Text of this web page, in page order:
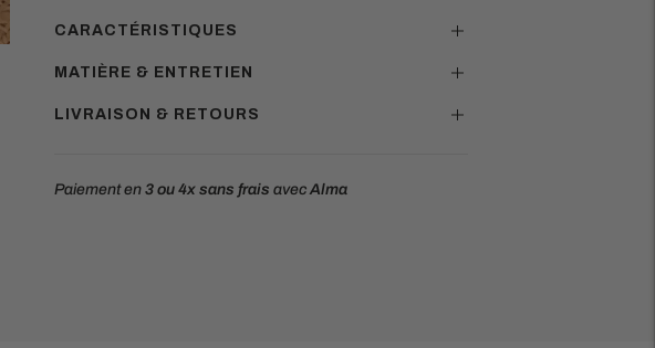
CARACTÉRISTIQUES
MATIÈRE & ENTRETIEN
LIVRAISON & RETOURS
Paiement en 3 ou 4x sans frais avecAlma